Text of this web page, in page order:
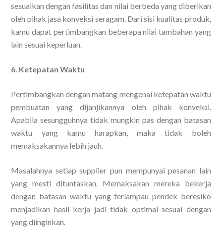
sesuaikan dengan fasilitas dan nilai berbeda yang diberikan
oleh pihak jasa konveksi seragam. Dari sisi kualitas produk,
kamu dapat pertimbangkan beberapa nilai tambahan yang
lain sesuai keperluan.
6. Ketepatan Waktu
Pertimbangkan dengan matang mengenai ketepatan waktu
pembuatan yang dijanjikannya oleh pihak konveksi.
Apabila sesungguhnya tidak mungkin pas dengan batasan
waktu yang kamu harapkan, maka tidak boleh
memaksakannya lebih jauh.
Masalahnya setiap supplier pun mempunyai pesanan lain
yang mesti dituntaskan. Memaksakan mereka bekerja
dengan batasan waktu yang terlampau pendek beresiko
menjadikan hasil kerja jadi tidak optimal sesuai dengan
yang diinginkan.